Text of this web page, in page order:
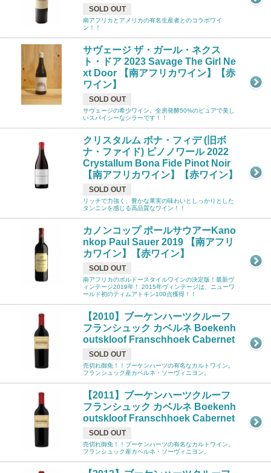
SOLD OUT
南アフリカとアメリカの有名生産者とのコラボワイ
ン！！
サヴェージ ザ・ガール・ネクス
ト・ドア 2023 Savage The Girl Ne
xt Door 【南アフリカワイン】【赤
ワイン】
SOLD OUT
サヴェージの希少ワイン。全房発酵50%のピュアで美し
いスパイシーなシラーです！！
クリスタルム ボナ・フィデ (旧ボ
ナ・ファイド) ピノノワール 2022
Crystallum Bona Fide Pinot Noir
【南アフリカワイン】【赤ワイン】
SOLD OUT
リッチで力強く、豊かな果実の味わいとしっかりとした
タンニンを感じる高品質なワイン！！
カノンコップ ポールサウアーKano
nkop Paul Sauer 2019 【南アフリ
カワイン】【赤ワイン】
SOLD OUT
南アフリカのボルドースタイルワインの決定版！最新ヴ
ィンテージ2019年！ 2015年ヴィンテージは、ニューワ
ールド初のティムアトキン100点獲得！！
【2010】ブーケンハーツクルーフ
フランシュック カベルネ Boekenh
outskloof Franschhoek Cabernet
SOLD OUT
売切れ御免！！ブーケンハーツの有名なカルトワイン。
フランシュック産カベルネ・ソーヴィニヨン。
【2011】ブーケンハーツクルーフ
フランシュック カベルネ Boekenh
outskloof Franschhoek Cabernet
SOLD OUT
売切れ御免！！ブーケンハーツの有名なカルトワイン。
フランシュック産カベルネ・ソーヴィニヨン。